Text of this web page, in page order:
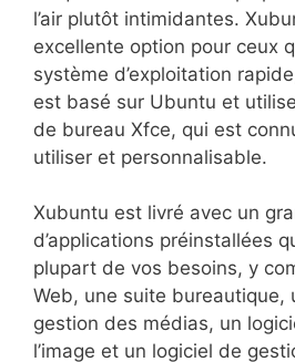
l’air plutôt intimidantes.
excellente option pour ceux
système d’exploitation
est basé sur Ubuntu et
de bureau Xfce, qui est
utiliser et personnalisable.
Xubuntu est livré avec un
d’applications préinstallées
plupart de vos besoins, y
Web, une suite bureautique,
gestion des médias, un
l’image et un logiciel de